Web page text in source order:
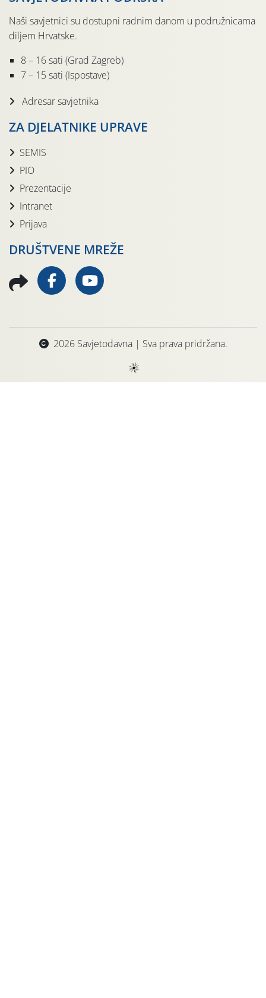
Naši savjetnici su dostupni radnim danom u podružnicama
diljem Hrvatske.
8 – 16 sati (Grad Zagreb)
7 – 15 sati (Ispostave)
Adresar savjetnika
ZA DJELATNIKE UPRAVE
SEMIS
PIO
Prezentacije
Intranet
Prijava
DRUŠTVENE MREŽE
2026 Savjetodavna | Sva prava pridržana.